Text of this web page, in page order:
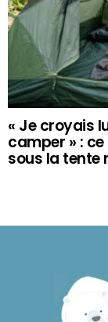
« Je croyais
camper » :
sous la tente